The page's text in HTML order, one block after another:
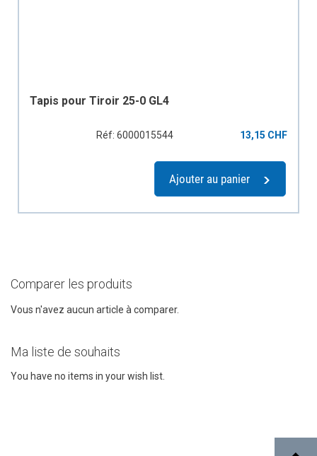
Tapis pour Tiroir 25-0 GL4
Réf: 6000015544 13,15 CHF
Ajouter au panier
Comparer les produits
Vous n'avez aucun article à comparer.
Ma liste de souhaits
You have no items in your wish list.